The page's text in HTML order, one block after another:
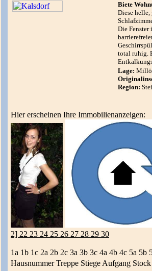
Biete
Diese
Die Fenster
total ruhig.
Lage:
Region:
Hier erscheinen Ihre Immobilienanzeigen:
2] 22 23 24 25 26 27 28 29 30
1a 1b 1c 2a 2b 2c 3a 3b 3c 4a 4b 4c 5a
Hausnummer Treppe Stiege Aufgang